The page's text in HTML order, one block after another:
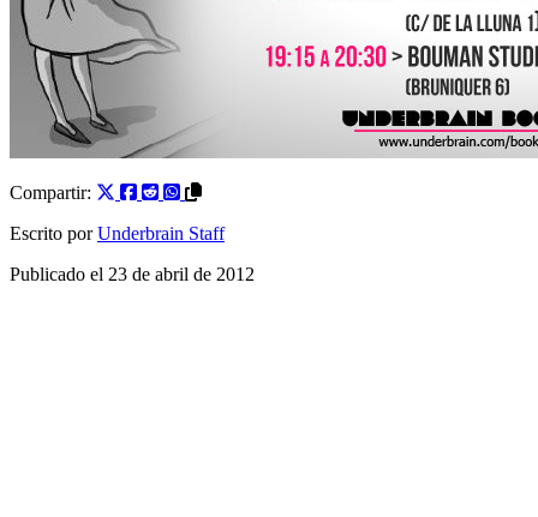
Compartir:
Escrito por Underbrain Staff
Publicado el 23 de abril de 2012